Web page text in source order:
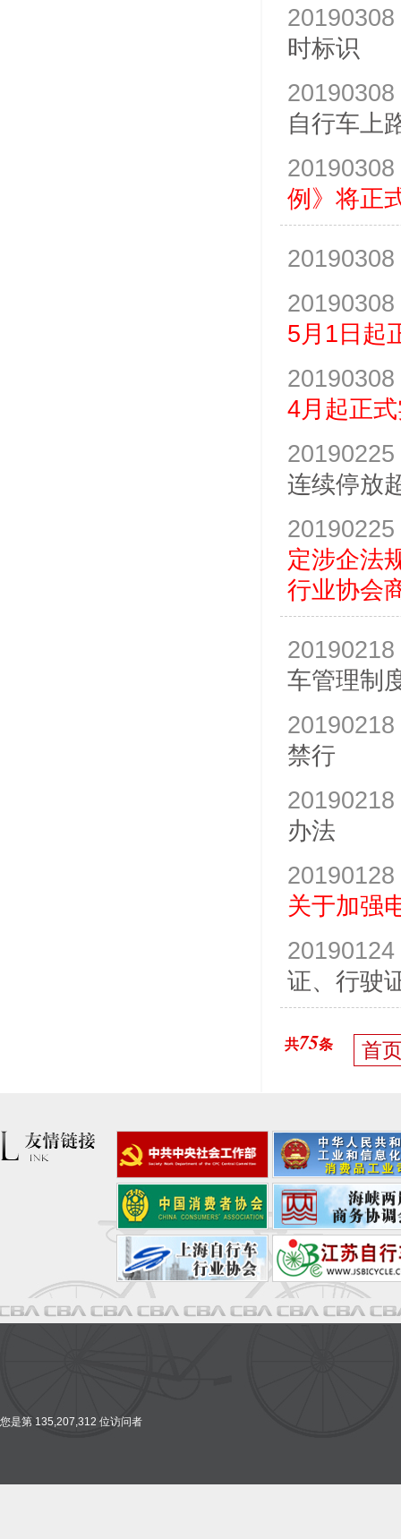
20190308
时标识
20190308
自行车上
20190308
例》将正
20190308
20190308
5月1日起
20190308
4月起正
20190225
连续停放
20190225
定涉企法
行业协会
20190218
车管理制
20190218
禁行
20190218
办法
20190128
关于加强
20190124
证、行驶
共75条 首
您是第 135,207,312 位访问者